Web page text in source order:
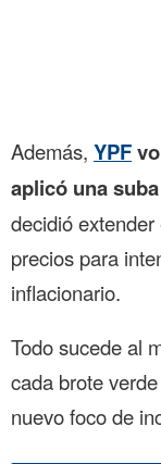
Además, YPF
aplicó una
decidió
precios para
inflacionario.
Todo sucede al
cada brote
nuevo foco de